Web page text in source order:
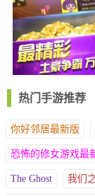
技的紧张感与趣味
软件魅力
1、实时多人互动
游戏规则，提供丰
2、界面操作响应
3、涵盖多样地方
热门手游推荐
你好邻居最新版
恐怖的修女游戏最
The Ghost 我们